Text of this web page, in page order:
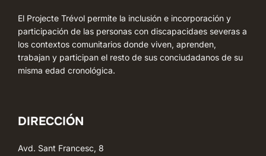
El Projecte Trévol permite la inclusión e incorporación y
participación de las personas con discapacidaes severas a
los contextos comunitarios donde viven, aprenden,
trabajan y participan el resto de sus conciudadanos de su
misma edad cronológica.
DIRECCIÓN
Avd. Sant Francesc, 8